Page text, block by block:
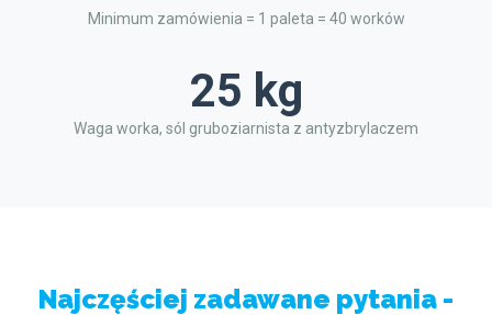
Minimum zamówienia = 1 paleta = 40 worków
25 kg
Waga worka, sól gruboziarnista z antyzbrylaczem
Najczęściej zadawane pytania -